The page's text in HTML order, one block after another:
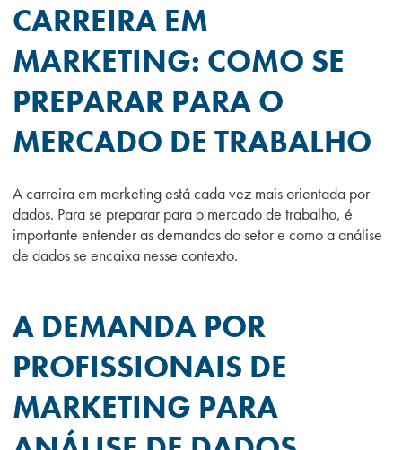
CARREIRA EM
MARKETING: COMO SE
PREPARAR PARA O
MERCADO DE TRABALHO
A carreira em marketing está cada vez mais orientada por
dados. Para se preparar para o mercado de trabalho, é
importante entender as demandas do setor e como a análise
de dados se encaixa nesse contexto.
A DEMANDA POR
PROFISSIONAIS DE
MARKETING PARA